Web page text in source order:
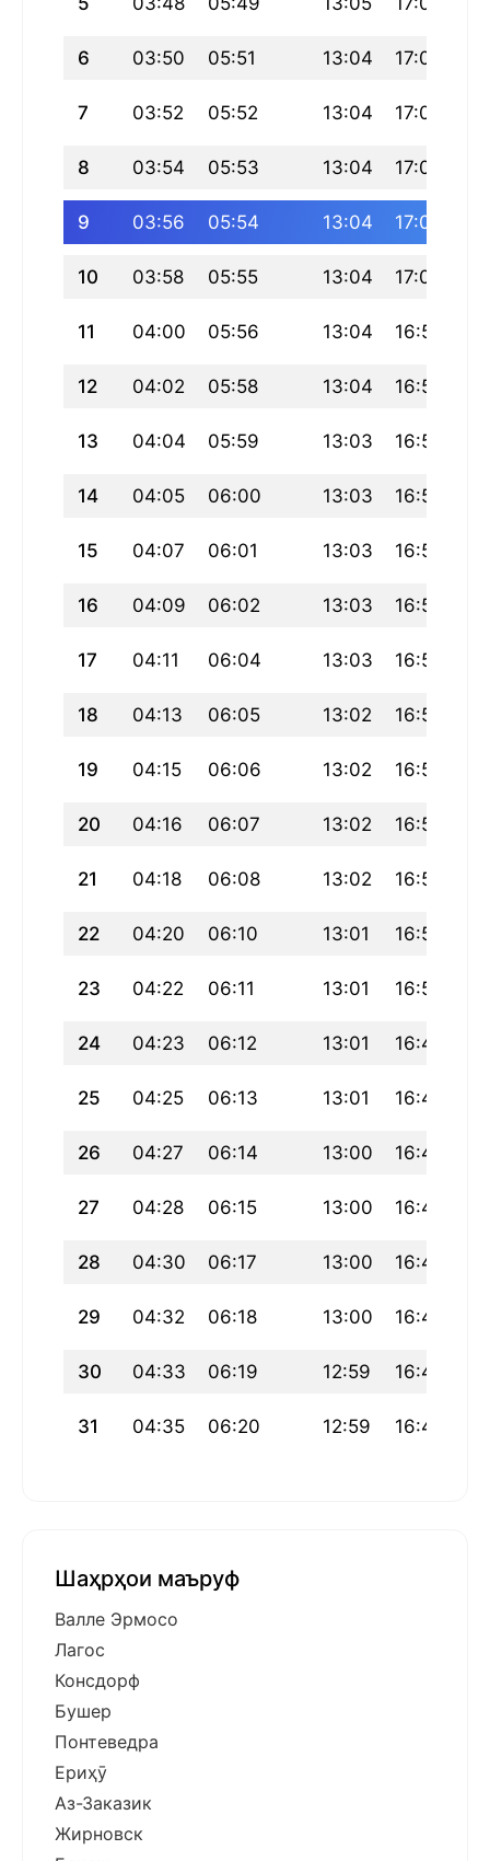
6 03:50 05:51 13:04 17:03
7 03:52 05:52 13:04 17:02
8 03:54 05:53 13:04 17:01
9 03:56 05:54 13:04 17:01
10 03:58 05:55 13:04 17:00
11 04:00 05:56 13:04 16:59
12 04:02 05:58 13:04 16:59
13 04:04 05:59 13:03 16:58
14 04:05 06:00 13:03 16:57
15 04:07 06:01 13:03 16:57
16 04:09 06:02 13:03 16:56
17 04:11 06:04 13:03 16:55
18 04:13 06:05 13:02 16:54
19 04:15 06:06 13:02 16:53
20 04:16 06:07 13:02 16:52
21 04:18 06:08 13:02 16:51
22 04:20 06:10 13:01 16:51
23 04:22 06:11 13:01 16:50
24 04:23 06:12 13:01 16:49
25 04:25 06:13 13:01 16:48
26 04:27 06:14 13:00 16:47
27 04:28 06:15 13:00 16:46
28 04:30 06:17 13:00 16:45
29 04:32 06:18 13:00 16:44
30 04:33 06:19 12:59 16:43
31 04:35 06:20 12:59 16:42
Шаҳрҳои маъруф
Валле Эрмосо
Лагос
Консдорф
Бушер
Понтеведра
Ериҳӯ
Аз-Заказик
Жирновск